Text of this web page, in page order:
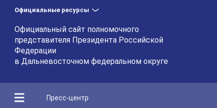
Официальные ресурсы
Официальный сайт полномочного
представителя Президента Российской
Федерации
в Дальневосточном федеральном округе
Пресс-центр